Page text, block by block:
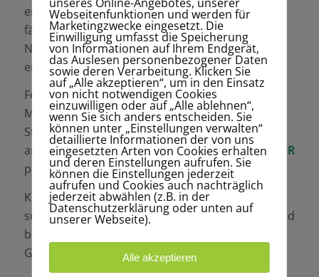
ein Säumniszuschlag von 10 % mit der Mahnung
fällig, ggf. anfallende Bankgebühren bei
Nichteinlösung etc. sind dem Verein ebenfalls zu
erstatten.
Ferner wird darauf hingewiesen, dass alle
Mitglieder vom 14. bis zum 70. Lebensjahr 2
Stunden Arbeitseinsatz zu leisten haben,
andernfalls wird eine Ersatzleistung von10,00 EUR
pro Arbeitsstunde eingezogen.
Kündigungen/Änderungen der Mitgliedschaft
sowie Anträge für die Mitgliederversammlung sind
bis zum 31.12. eines jeden Jahres in der
Geschäftsstelle einzureichen.
Webseitenfunktionen und werden für
Marketingzwecke eingesetzt. Die
Einwilligung umfasst die Speicherung
von Informationen auf Ihrem Endgerät,
das Auslesen personenbezogener Daten
sowie deren Verarbeitung. Klicken Sie
auf „Alle akzeptieren“, um in den Einsatz
von nicht notwendigen Cookies
einzuwilligen oder auf „Alle ablehnen“,
wenn Sie sich anders entscheiden. Sie
können unter „Einstellungen verwalten“
detaillierte Informationen der von uns
eingesetzten Arten von Cookies erhalten
und deren Einstellungen aufrufen. Sie
können die Einstellungen jederzeit
aufrufen und Cookies auch nachträglich
jederzeit abwählen (z.B. in der
Datenschutzerklärung oder unten auf
unserer Webseite).
Alle akzeptieren